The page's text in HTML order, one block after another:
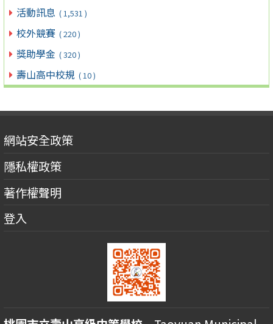
活動訊息 ( 1,531 )
校外競賽 ( 220 )
獎助學金 ( 320 )
壽山高中校規 ( 10 )
網站安全政策
隱私權政策
著作權聲明
登入